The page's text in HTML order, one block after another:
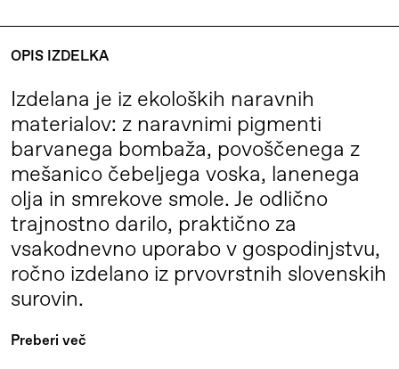
OPIS IZDELKA
Izdelana je iz ekoloških naravnih
materialov: z naravnimi pigmenti
barvanega bombaža, povoščenega z
mešanico čebeljega voska, lanenega
olja in smrekove smole. Je odlično
trajnostno darilo, praktično za
vsakodnevno uporabo v gospodinjstvu,
ročno izdelano iz prvovrstnih slovenskih
surovin.
Povoščeno platno Čeberol'ca se
Preberi več